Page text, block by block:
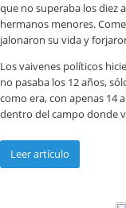
que no superaba los diez
hermanos menores.
jalonaron su vida y
Los vaivenes políticos
no pasaba los 12 años,
como era, con apenas 14
dentro del campo donde
Leer artículo